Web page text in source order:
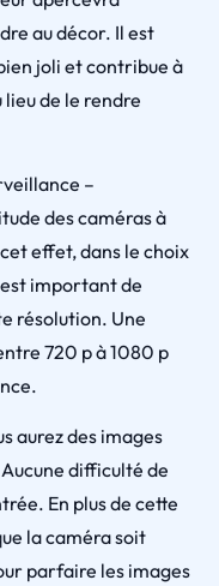
au décor. Il est
joli et contribue à
de le rendre
–
des caméras à
effet, dans le choix
important de
résolution. Une
720 p à 1080 p
aurez des images
difficulté de
En plus de cette
la caméra soit
parfaire les images